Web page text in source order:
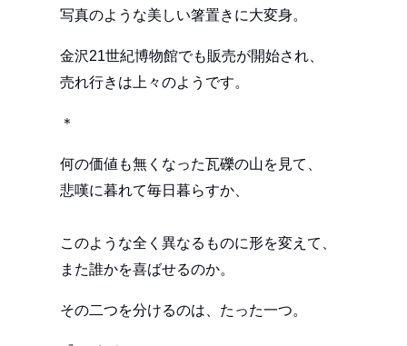
写真のような美しい箸置きに大変身。
金沢21世紀博物館でも販売が開始され、
売れ行きは上々のようです。
＊
何の価値も無くなった瓦礫の山を見て、
悲嘆に暮れて毎日暮らすか、
このような全く異なるものに形を変えて、
また誰かを喜ばせるのか。
その二つを分けるのは、たった一つ。